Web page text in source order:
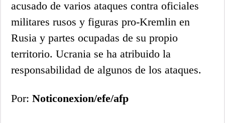
acusado de varios ataques contra oficiales
militares rusos y figuras pro-Kremlin en
Rusia y partes ocupadas de su propio
territorio. Ucrania se ha atribuido la
responsabilidad de algunos de los ataques.
Por:Noticonexion/efe/afp